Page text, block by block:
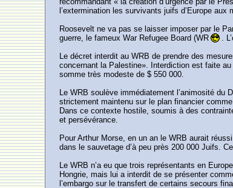
l’extermination les survivants juifs d’Europe aux
Roosevelt ne va pas se laisser imposer par le
guerre, le fameux War Refugee Board (WR
.
Le décret interdit au WRB de prendre des
concernant la Palestine». Interdiction est faite
somme très modeste de $ 550 000.
Le WRB soulève immédiatement l’animosité du
strictement maintenu sur le plan financier
Dans ce contexte hostile, soumis à des
et persévérance.
Pour Arthur Morse, en un an le WRB aurait
dans le sauvetage d’à peu près 200 000 Juifs.
Le WRB n’a eu que trois représentants en
Hongrie, mais lui a interdit de se présenter
l’embargo sur le transfert de certains secours